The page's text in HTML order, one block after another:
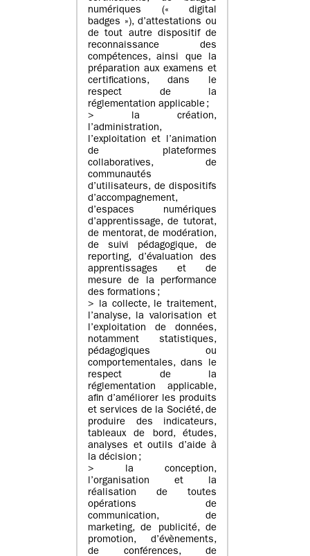
numériques (« digital
badges »), d’attestations ou
de tout autre dispositif de
reconnaissance des
compétences, ainsi que la
préparation aux examens et
certifications, dans le
respect de la
réglementation applicable ;
> la création,
l’administration,
l’exploitation et l’animation
de plateformes
collaboratives, de
communautés
d’utilisateurs, de dispositifs
d’accompagnement,
d’espaces numériques
d’apprentissage, de tutorat,
de mentorat, de modération,
de suivi pédagogique, de
reporting, d’évaluation des
apprentissages et de
mesure de la performance
des formations ;
> la collecte, le traitement,
l’analyse, la valorisation et
l’exploitation de données,
notamment statistiques,
pédagogiques ou
comportementales, dans le
respect de la
réglementation applicable,
afin d’améliorer les produits
et services de la Société, de
produire des indicateurs,
tableaux de bord, études,
analyses et outils d’aide à
la décision ;
> la conception,
l’organisation et la
réalisation de toutes
opérations de
communication, de
marketing, de publicité, de
promotion, d’évènements,
de conférences, de